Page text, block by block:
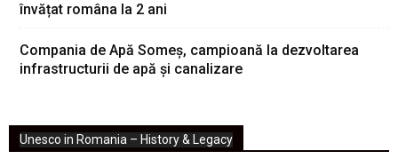
învățat româna la 2 ani
Compania de Apă Someș, campioană la dezvoltarea
infrastructurii de apă și canalizare
Unesco in Romania – History & Legacy